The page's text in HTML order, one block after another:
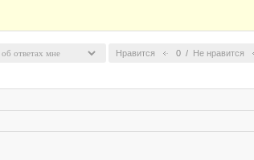
Нравится 0 / Не нравится